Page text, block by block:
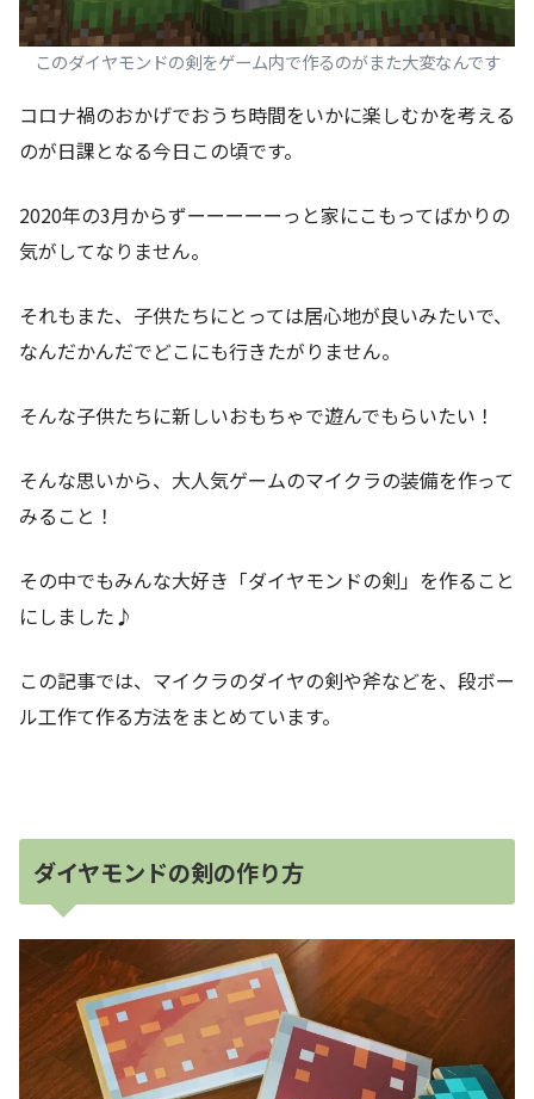
このダイヤモンドの剣をゲーム内で作るのがまた大変なんです
コロナ禍のおかげでおうち時間をいかに楽しむかを考える
のが日課となる今日この頃です。
2020年の3月からずーーーーーっと家にこもってばかりの
気がしてなりません。
それもまた、子供たちにとっては居心地が良いみたいで、
なんだかんだでどこにも行きたがりません。
そんな子供たちに新しいおもちゃで遊んでもらいたい！
そんな思いから、大人気ゲームのマイクラの装備を作って
みること！
その中でもみんな大好き「ダイヤモンドの剣」を作ること
にしました♪
この記事では、マイクラのダイヤの剣や斧などを、段ボー
ル工作て作る方法をまとめています。
ダイヤモンドの剣の作り方